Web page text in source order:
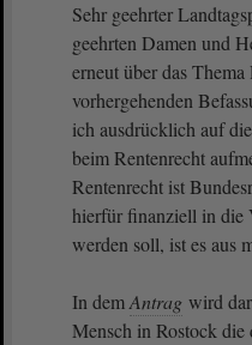
Sehr geehrter
geehrten Damen und
erneut über das
vorhergehenden
ich ausdrücklich auf
beim Rentenrecht
Rentenrecht ist
hierfür finanziell in die
werden soll, ist es aus
In demAntrag wird
Mensch in Rostock die